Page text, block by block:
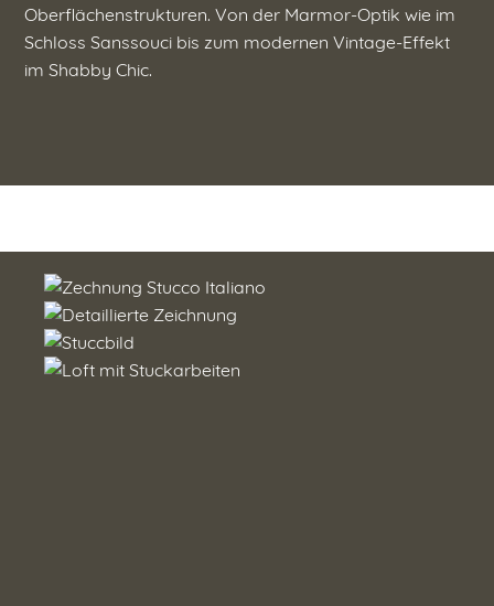
Oberflächenstrukturen. Von der Marmor-Optik wie im
Schloss Sanssouci bis zum modernen Vintage-Effekt
im Shabby Chic.